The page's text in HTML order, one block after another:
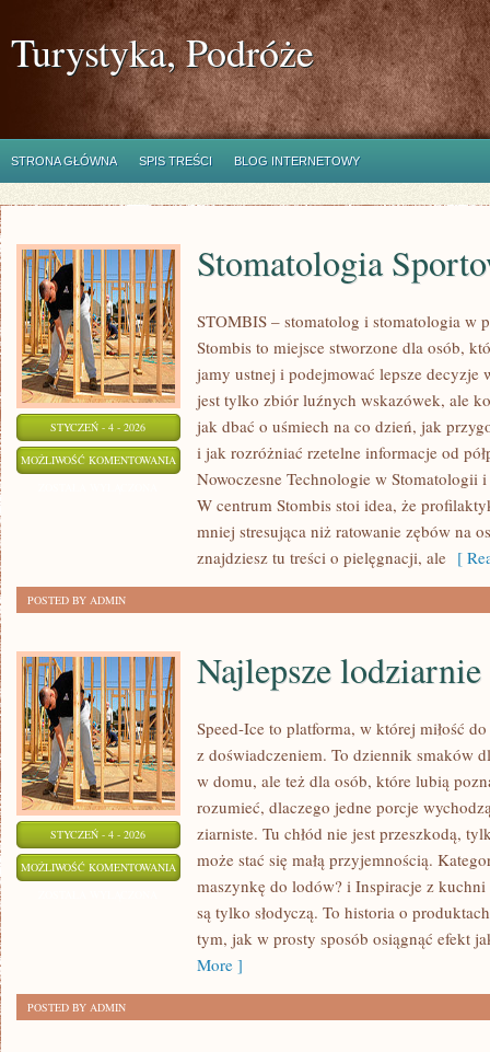
Turystyka, Podróże
STRONA GŁÓWNA SPIS TREŚCI BLOG INTERNETOWY
STYCZEŃ - 4 - 2026
MOŻLIWOŚĆ KOMENTOWANIA STOMATOLOGIA
SPORTOWA
Stomatologia
STOMBIS – stomatolog i stomatologia w
Stombis to miejsce stworzone dla osób,
jamy ustnej i podejmować lepsze decyzje
jest tylko zbiór luźnych wskazówek, ale
jak dbać o uśmiech na co dzień, jak
i jak rozróżniać rzetelne informacje od
Nowoczesne Technologie w Stomatologii
W centrum Stombis stoi idea, że
mniej stresująca niż ratowanie zębów na
znajdziesz tu treści o pielęgnacji, ale [
POSTED BY ADMIN
STYCZEŃ - 4 - 2026
MOŻLIWOŚĆ KOMENTOWANIA NAJLEPSZE
LODZIARNIE
POLSCE
Najlepsze
Speed-Ice to platforma, w której miłość
z doświadczeniem. To dziennik smaków
w domu, ale też dla osób, które lubią
rozumieć, dlaczego jedne porcje
ziarniste. Tu chłód nie jest przeszkodą,
może stać się małą przyjemnością.
maszynkę do lodów? i Inspiracje z
są tylko słodyczą. To historia o
tym, jak w prosty sposób osiągnąć efekt
More ]
POSTED BY ADMIN